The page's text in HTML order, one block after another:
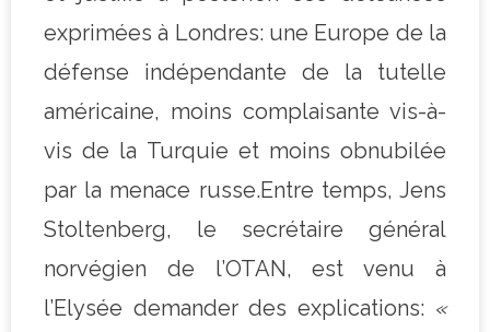
exprimées à Londres: une Europe de la
défense indépendante de la tutelle
américaine, moins complaisante vis-à-
vis de la Turquie et moins obnubilée
par la menace russe.Entre temps, Jens
Stoltenberg, le secrétaire général
norvégien de l’OTAN, est venu à
l’Elysée demander des explications: «